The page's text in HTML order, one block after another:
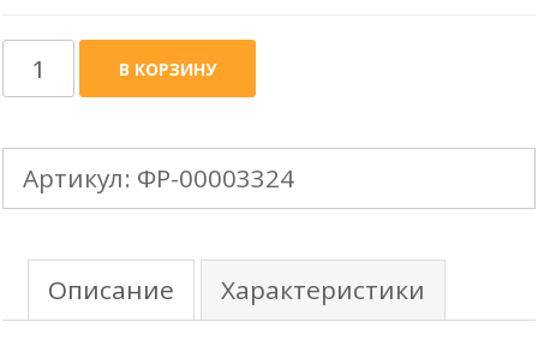
Количество
товара
185mm
Угол
(универсальный)
В КОРЗИНУ
Артикул: ФР-00003324
Описание Характеристики